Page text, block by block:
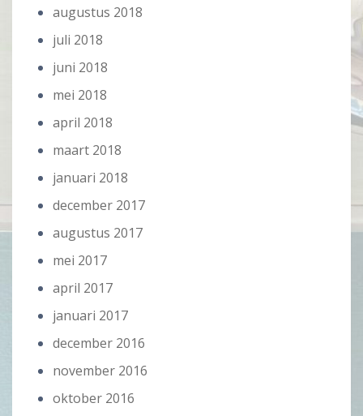
augustus 2018
juli 2018
juni 2018
mei 2018
april 2018
maart 2018
januari 2018
december 2017
augustus 2017
mei 2017
april 2017
januari 2017
december 2016
november 2016
oktober 2016